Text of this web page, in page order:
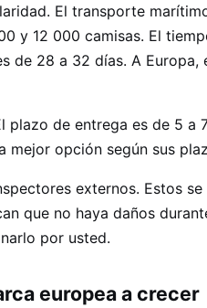
El transporte
y 12 000 camisas. El
de 28 a 32 días. A
de entrega es de 5 a
mejor opción según sus
externos. Estos
que no haya daños
por usted.
europea a crecer